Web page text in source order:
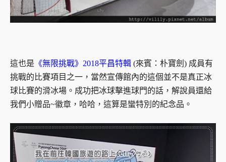
這也是 《無限挑戰》2018平昌特輯 (來賓：朴寶劍) 成員有
挑戰的比賽項目之一，當然宣傳館內的這個並不是真正冰
球比賽的滑冰場。成功把冰球擊進球門的話，解說員還給
我們小贈品~徽章，哈哈，這算是蠻特別的紀念品。